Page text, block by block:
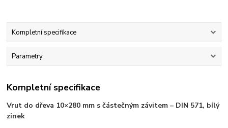
Kompletní specifikace
Parametry
Kompletní specifikace
Vrut do dřeva 10×280 mm s částečným závitem – DIN 571, bílý
zinek